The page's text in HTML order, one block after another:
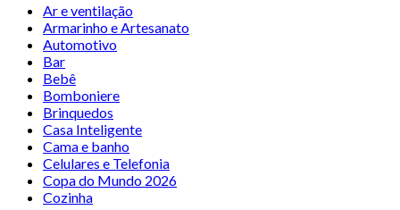
Ar e ventilação
Armarinho e Artesanato
Automotivo
Bar
Bebê
Bomboniere
Brinquedos
Casa Inteligente
Cama e banho
Celulares e Telefonia
Copa do Mundo 2026
Cozinha